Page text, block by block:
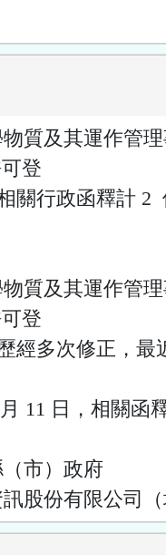
質及其運作管
登
行政函釋計 2
質及其運作管
登
多次修正，最
日，相關函釋
市）政府
股份有限公司